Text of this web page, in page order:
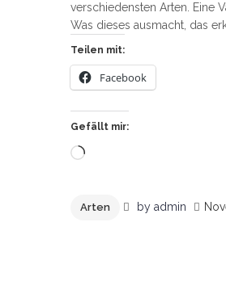
verschiedensten Arten. Eine
Was dieses ausmacht, das
Teilen mit:
Facebook
Gefällt mir:
Wird
Arten by admin